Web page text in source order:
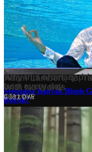
Mengapa Banyak Bisnis
Buruk?
4 days ago